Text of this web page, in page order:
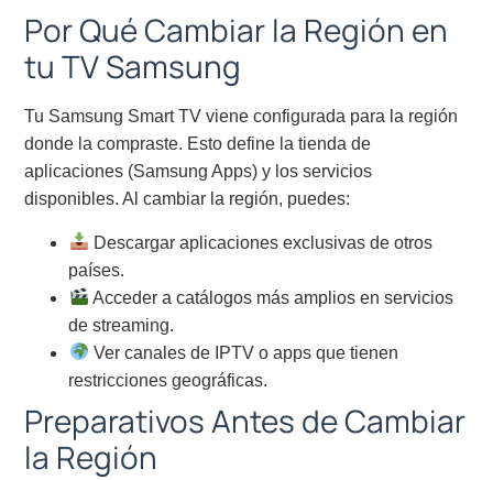
Por Qué Cambiar la Región en
tu TV Samsung
Tu Samsung Smart TV viene configurada para la región
donde la compraste. Esto define la tienda de
aplicaciones (Samsung Apps) y los servicios
disponibles. Al cambiar la región, puedes:
Descargar aplicaciones exclusivas de otros
países.
Acceder a catálogos más amplios en servicios
de streaming.
Ver canales de IPTV o apps que tienen
restricciones geográficas.
Preparativos Antes de Cambiar
la Región